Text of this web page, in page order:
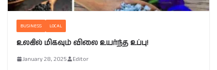
BUSINESS LOCAL
உலகில் மிகவும் விலை உயர்ந்த உப்பு!
January 28, 2025 Editor